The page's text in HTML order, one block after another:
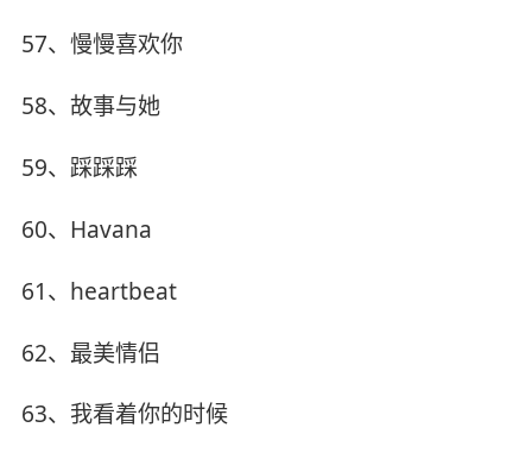
57、慢慢喜欢你
58、故事与她
59、踩踩踩
60、Havana
61、heartbeat
62、最美情侣
63、我看着你的时候